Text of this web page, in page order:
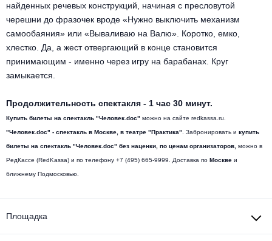
найденных речевых конструкций, начиная с пресловутой
черешни до фразочек вроде «Нужно выключить механизм
самообаяния» или «Вываливаю на Валю». Коротко, емко,
хлестко. Да, а жест отвергающий в конце становится
принимающим - именно через игру на барабанах. Круг
замыкается.
Продолжительность спектакля - 1 час 30 минут.
Купить билеты на спектакль "Человек.doc" можно на сайте redkassa.ru.
"Человек.doc" - спектакль в Москве, в театре "Практика" . Забронировать и купить
билеты на спектакль "Человек.doc" без наценки, по ценам организаторов, можно в
РедКассе (RedKassa) и по телефону +7 (495) 665-9999. Доставка по Москве и
ближнему Подмосковью.
Площадка